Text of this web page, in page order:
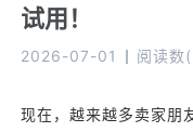
试用！
2026-07-01 阅读数(
现在，越来越多卖家朋